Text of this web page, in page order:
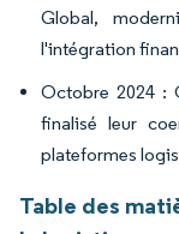
Global,
l'intégration
Octobre 2024 :
finalisé leur
plateformes
Table des